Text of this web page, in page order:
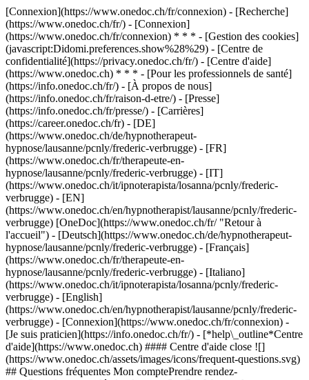
[Connexion](https://www.onedoc.ch/fr/connexion) - [Recherche]
(https://www.onedoc.ch/fr/) - [Connexion]
(https://www.onedoc.ch/fr/connexion) * * * - [Gestion des cookies]
(javascript:Didomi.preferences.show%28%29) - [Centre de
confidentialité](https://privacy.onedoc.ch/fr/) - [Centre d'aide]
(https://www.onedoc.ch) * * * - [Pour les professionnels de santé]
(https://info.onedoc.ch/fr/) - [À propos de nous]
(https://info.onedoc.ch/fr/raison-d-etre/) - [Presse]
(https://info.onedoc.ch/fr/presse/) - [Carrières]
(https://career.onedoc.ch/fr) - [DE]
(https://www.onedoc.ch/de/hypnotherapeut-
hypnose/lausanne/pcnly/frederic-verbrugge) - [FR]
(https://www.onedoc.ch/fr/therapeute-en-
hypnose/lausanne/pcnly/frederic-verbrugge) - [IT]
(https://www.onedoc.ch/it/ipnoterapista/losanna/pcnly/frederic-
verbrugge) - [EN]
(https://www.onedoc.ch/en/hypnotherapist/lausanne/pcnly/frederic-
verbrugge) [OneDoc](https://www.onedoc.ch/fr/ "Retour à
l'accueil") - [Deutsch](https://www.onedoc.ch/de/hypnotherapeut-
hypnose/lausanne/pcnly/frederic-verbrugge) - [Français]
(https://www.onedoc.ch/fr/therapeute-en-
hypnose/lausanne/pcnly/frederic-verbrugge) - [Italiano]
(https://www.onedoc.ch/it/ipnoterapista/losanna/pcnly/frederic-
verbrugge) - [English]
(https://www.onedoc.ch/en/hypnotherapist/lausanne/pcnly/frederic-
verbrugge) - [Connexion](https://www.onedoc.ch/fr/connexion) -
[Je suis praticien](https://info.onedoc.ch/fr/) - [*help\_outline*Centre
d'aide](https://www.onedoc.ch) #### Centre d'aide close ![]
(https://www.onedoc.ch/assets/images/icons/frequent-questions.svg)
## Questions fréquentes Mon comptePrendre rendez-